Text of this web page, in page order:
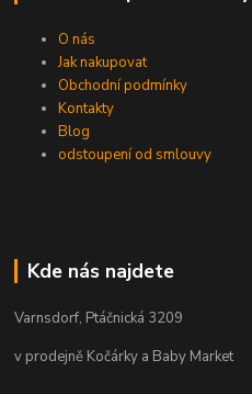
O nás
Jak nakupovat
Obchodní podmínky
Kontakty
Blog
odstoupení od smlouvy
Kde nás najdete
Varnsdorf, Ptáčnická 3209
v prodejně Kočárky a Baby Market